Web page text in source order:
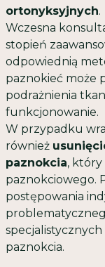
ortonyksyjnych.
Wczesna
stopień
odpowiednią
paznokieć może
podrażnienia
funkcjonowanie.
W przypadku
również
paznokcia, który
paznokciowego.
postępowania
paznokcia.